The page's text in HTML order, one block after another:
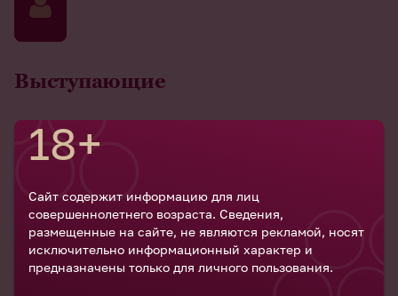
Выступающие
Амбассадор винодельни Mons Albus
Ксения Куратова
Директор по маркетингу винодельни Mons Albus
18+
Сайт содержит информацию для лиц
совершеннолетнего возраста. Сведения,
размещенные на сайте, не являются рекламой, носят
исключительно информационный характер и
предназначены только для личного пользования.